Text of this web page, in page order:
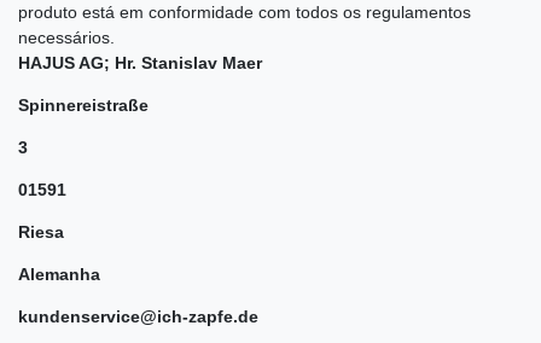
produto está em conformidade com todos os regulamentos
necessários.
HAJUS AG; Hr. Stanislav Maer
Spinnereistraße
3
01591
Riesa
Alemanha
kundenservice@ich-zapfe.de